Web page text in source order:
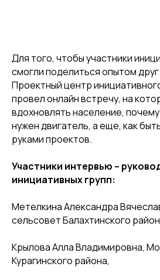
Для того, чтобы участники
смогли поделиться опытом друг
Проектный центр
провел онлайн встречу, на
вдохновлять население,
нужен двигатель, а еще, как
руками проектов.
Участники интервью –
инициативных групп:
Метелкина Александра
сельсовет Балахтинского
Крылова Алла Владимировна,
Курагинского района,